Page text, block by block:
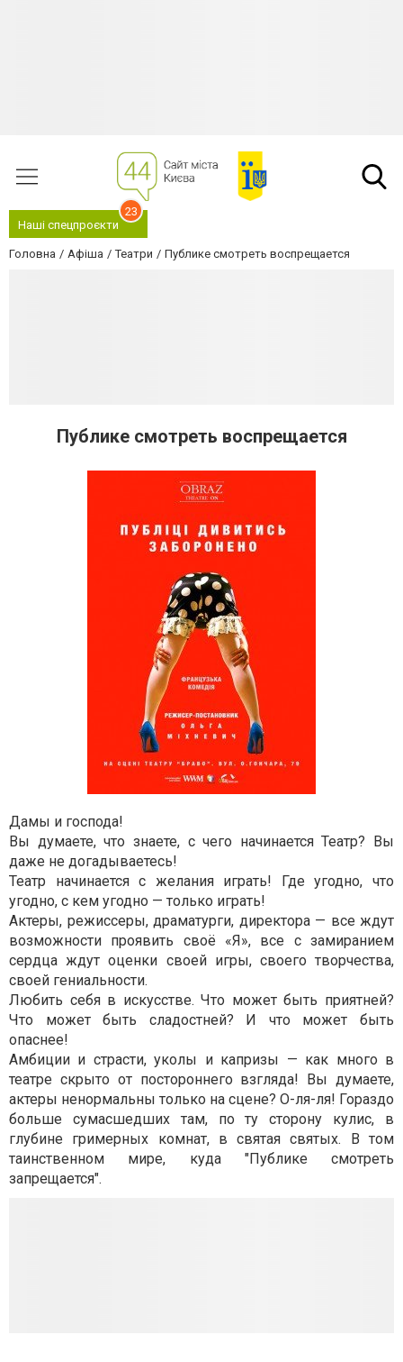
Наші спецпроєкти
23
Головна Афіша Театри Публике смотреть воспрещается
Публике смотреть воспрещается
Дамы и господа!
Вы думаете, что знаете, с чего начинается Театр? Вы
даже не догадываетесь!
Театр начинается с желания играть! Где угодно, что
угодно, с кем угодно — только играть!
Актеры, режиссеры, драматурги, директора — все ждут
возможности проявить своё «Я», все с замиранием
сердца ждут оценки своей игры, своего творчества,
своей гениальности.
Любить себя в искусстве. Что может быть приятней?
Что может быть сладостней? И что может быть
опаснее!
Амбиции и страсти, уколы и капризы — как много в
театре скрыто от постороннего взгляда! Вы думаете,
актеры ненормальны только на сцене? О-ля-ля! Гораздо
больше сумасшедших там, по ту сторону кулис, в
глубине гримерных комнат, в святая святых. В том
таинственном мире, куда "Публике смотреть
запрещается".